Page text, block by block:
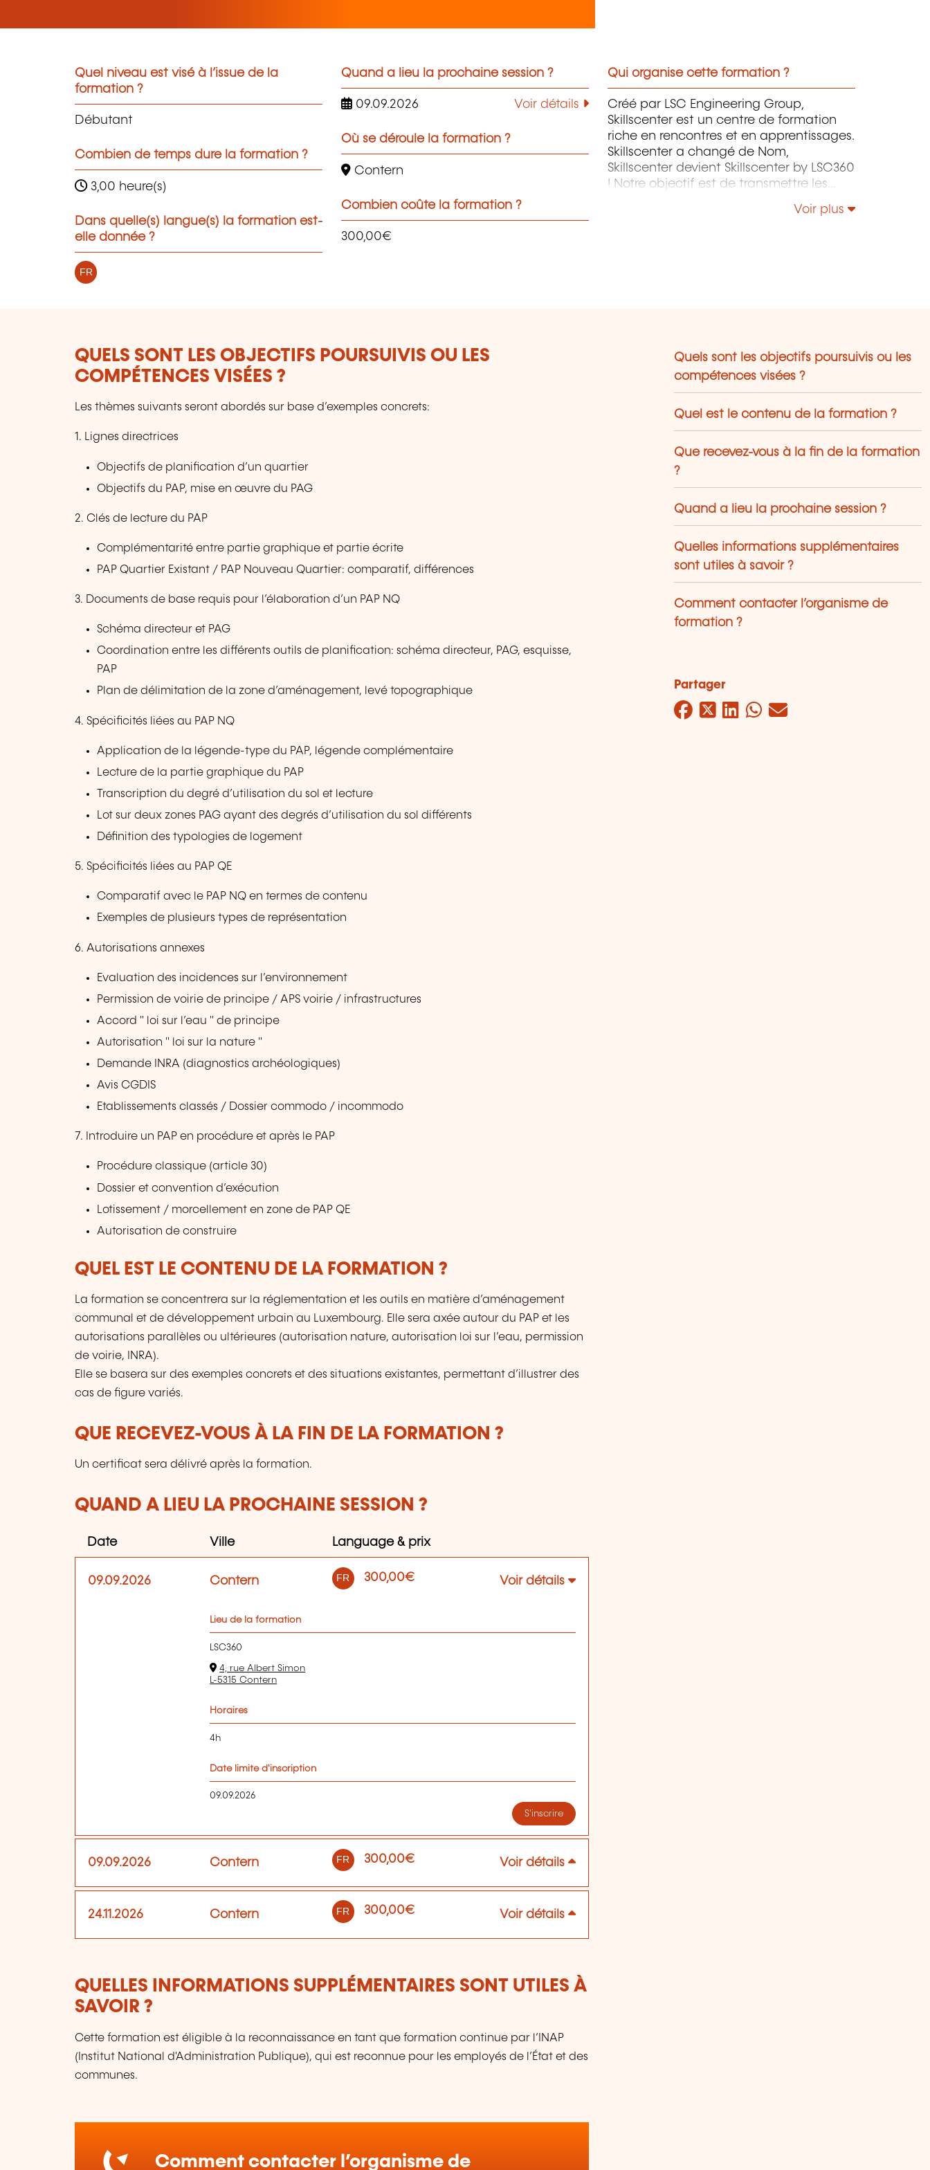
Quel niveau est visé à l’issue de la
formation ?
Débutant
Combien de temps dure la formation ?
3,00 heure(s)
Dans quelle(s) langue(s) la formation est-
elle donnée ?
FR
Quand a lieu la prochaine session ?
09.09.2026 Voir détails
Où se déroule la formation ?
Contern
Combien coûte la formation ?
300,00€
Qui organise cette formation ?
Créé par LSC Engineering Group,
Skillscenter est un centre de formation
riche en rencontres et en apprentissages.
Skillscenter a changé de Nom,
Skillscenter devient Skillscenter by LSC360
! Notre objectif est de transmettre les
ainsi que le savoir-faire acquis au fil des
Voir plus
QUELS SONT LES OBJECTIFS POURSUIVIS OU LES
COMPÉTENCES VISÉES ?
Les thèmes suivants seront abordés sur base d’exemples concrets:
1. Lignes directrices
Objectifs de planification d’un quartier
Objectifs du PAP, mise en œuvre du PAG
2. Clés de lecture du PAP
Complémentarité entre partie graphique et partie écrite
PAP Quartier Existant / PAP Nouveau Quartier: comparatif, différences
3. Documents de base requis pour l’élaboration d’un PAP NQ
Schéma directeur et PAG
Coordination entre les différents outils de planification: schéma directeur, PAG, esquisse,
PAP
Plan de délimitation de la zone d’aménagement, levé topographique
4. Spécificités liées au PAP NQ
Application de la légende-type du PAP, légende complémentaire
Lecture de la partie graphique du PAP
Transcription du degré d’utilisation du sol et lecture
Lot sur deux zones PAG ayant des degrés d’utilisation du sol différents
Définition des typologies de logement
5. Spécificités liées au PAP QE
Comparatif avec le PAP NQ en termes de contenu
Exemples de plusieurs types de représentation
6. Autorisations annexes
Evaluation des incidences sur l’environnement
Permission de voirie de principe / APS voirie / infrastructures
Accord " loi sur l’eau " de principe
Autorisation " loi sur la nature "
Demande INRA (diagnostics archéologiques)
Avis CGDIS
Etablissements classés / Dossier commodo / incommodo
7. Introduire un PAP en procédure et après le PAP
Procédure classique (article 30)
Dossier et convention d’exécution
Lotissement / morcellement en zone de PAP QE
Autorisation de construire
QUEL EST LE CONTENU DE LA FORMATION ?
La formation se concentrera sur la réglementation et les outils en matière d’aménagement
communal et de développement urbain au Luxembourg. Elle sera axée autour du PAP et les
autorisations parallèles ou ultérieures (autorisation nature, autorisation loi sur l’eau, permission
de voirie, INRA).
Elle se basera sur des exemples concrets et des situations existantes, permettant d’illustrer des
cas de figure variés.
QUE RECEVEZ-VOUS À LA FIN DE LA FORMATION ?
Un certificat sera délivré après la formation.
QUAND A LIEU LA PROCHAINE SESSION ?
Date Ville Language & prix
09.09.2026 Contern FR 300,00€ Voir détails
Lieu de la formation
LSC360
4, rue Albert Simon
L-5315 Contern
Horaires
4h
Date limite d'inscription
09.09.2026
S'inscrire
09.09.2026 Contern FR 300,00€ Voir détails
24.11.2026 Contern FR 300,00€ Voir détails
QUELLES INFORMATIONS SUPPLÉMENTAIRES SONT UTILES À
SAVOIR ?
Cette formation est éligible à la reconnaissance en tant que formation continue par l’INAP
(Institut National d'Administration Publique), qui est reconnue pour les employés de l’État et des
communes.
Comment contacter l’organisme de
Quels sont les objectifs poursuivis ou les
compétences visées ?
Quel est le contenu de la formation ?
Que recevez-vous à la fin de la formation
?
Quand a lieu la prochaine session ?
Quelles informations supplémentaires
sont utiles à savoir ?
Comment contacter l’organisme de
formation ?
Partager
Facebook
Twitter
LinkedIn
WhatsApp
Mail